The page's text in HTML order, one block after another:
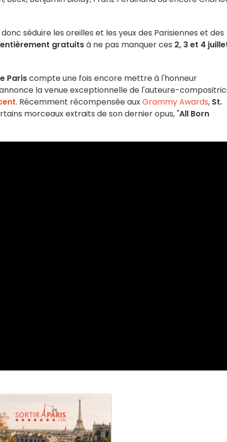
séduire les oreilles et les yeux des Parisiennes et des
gratuitsà ne pas manquer ces 2, 3 et 4
Pariscompte une fois encore mettre à l'honneur
la venue exceptionnelle de l'auteure-
. Récemment récompensée auxGrammy Awards, St.
morceaux extraits de son dernier opus, "All Born